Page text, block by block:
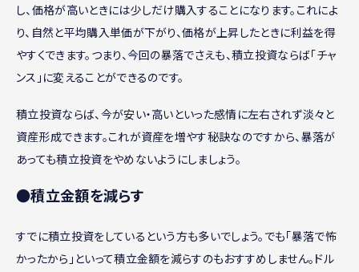
し、価格が高いときには少しだけ購入することになります。これによ
り、自然と平均購入単価が下がり、価格が上昇したときに利益を得
やすくできます。つまり、今回の暴落でさえも、積立投資ならば「チャ
ンス」に変えることができるのです。
積立投資ならば、今が安い・高いといった感情に左右されず淡々と
資産形成できます。これが資産を増やす秘訣なのですから、暴落が
あっても積立投資をやめないようにしましょう。
●積立金額を減らす
すでに積立投資をしているという方も多いでしょう。でも「暴落で怖
かったから」といって積立金額を減らすのもおすすめしません。ドル